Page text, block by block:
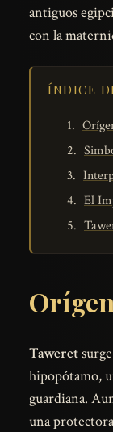
antiguos
con la
ÍNDICE
El
Taweret
hipopótamo,
guardiana.
una